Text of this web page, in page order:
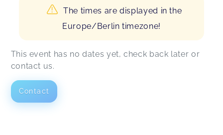
The times are displayed in the
Europe/Berlin timezone!
This event has no dates yet, check back later or
contact us.
Contact